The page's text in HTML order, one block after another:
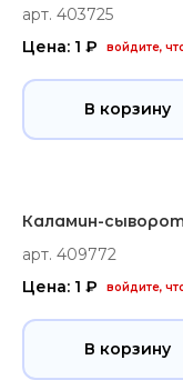
арт. 403725
Цена: 1 ₽
войдите,
В корзину
Каламин-
арт. 409772
Цена: 1 ₽
войдите,
В корзину